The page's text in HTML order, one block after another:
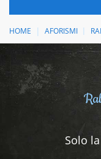
HOME AFORISMI
Solo